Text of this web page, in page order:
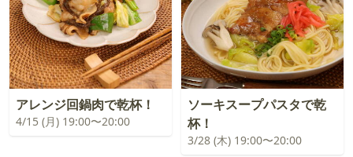
アレンジ回鍋肉で乾杯！
4/15 (月) 19:00〜20:00
ソーキスープパスタで乾
杯！
3/28 (木) 19:00〜20:00